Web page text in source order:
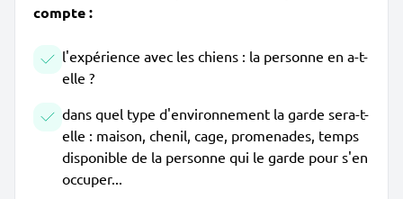
compte :
l'expérience avec les chiens : la personne en a-t-
elle ?
dans quel type d'environnement la garde sera-t-
elle : maison, chenil, cage, promenades, temps
disponible de la personne qui le garde pour s'en
occuper...